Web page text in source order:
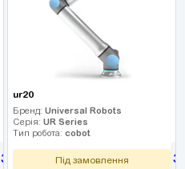
3 060 000грн
ur20
Бренд: Universal Robots
Серія: UR Series
Тип робота: cobot
Під замовлення 3